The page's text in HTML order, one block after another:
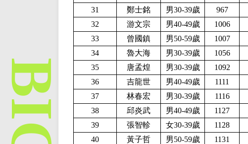
31
鄭士銘 男30-39歲 967
32
游文宗 男40-49歲 1006
33
曾國鎮 男50-59歲 1007
34
魯大海 男30-39歲 1056
35
唐孟煌 男30-39歲 1092
36
吉龍世 男40-49歲 1111
37
林春宏 男30-39歲 1116
38
邱炎武 男40-49歲 1127
39
張智軫 女30-39歲 1128
40
黃子哲 男50-59歲 1131